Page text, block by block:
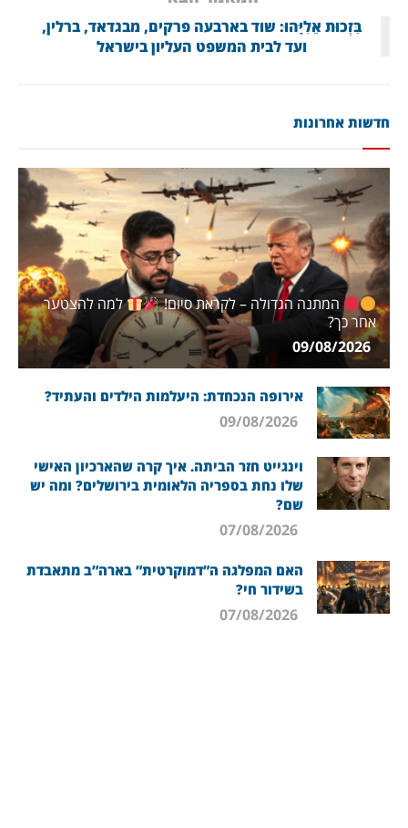
בִּזְכוּת אֵלִיָּהוּ: שוד בארבעה פרקים, מבגדאד, ברלין,
ועד לבית המשפט העליון בישראל
חדשות אחרונות
המתנה הגדולה – לקראת סיום!
למה להצטער
אחר כך?
אירופה הנכחדת: היעלמות הילדים והעתיד?
וינגייט חזר הביתה. איך קרה שהארכיון האישי
שלו נחת בספריה הלאומית בירושלים? ומה יש
שם?
האם המפלגה ה”דמוקרטית” בארה”ב מתאבדת
בשידור חי?